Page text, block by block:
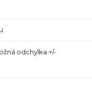
odchylka +/-